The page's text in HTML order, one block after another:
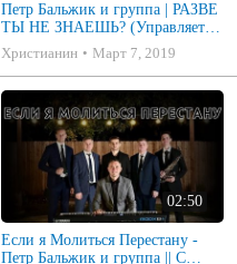
Петр Бальжик и группа | РАЗВЕ
ТЫ НЕ ЗНАЕШЬ? (Управляет
Вселенной Бог)
Христианин Март 7, 2019
02:50
Если я Молиться Перестану -
Петр Бальжик и группа || С